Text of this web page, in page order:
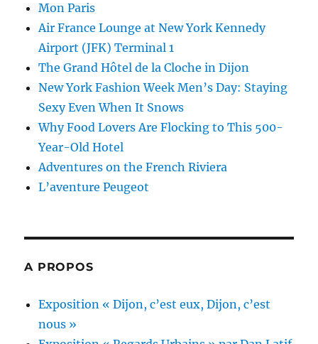
Mon Paris
Air France Lounge at New York Kennedy
Airport (JFK) Terminal 1
The Grand Hôtel de la Cloche in Dijon
New York Fashion Week Men’s Day: Staying
Sexy Even When It Snows
Why Food Lovers Are Flocking to This 500-
Year-Old Hotel
Adventures on the French Riviera
L’aventure Peugeot
A PROPOS
Exposition « Dijon, c’est eux, Dijon, c’est
nous »